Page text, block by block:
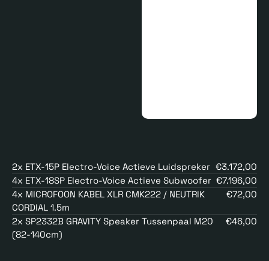
2x ETX-15P Electro-Voice Actieve Luidspreker €3.172,00
4x ETX-18SP Electro-Voice Actieve Subwoofer €7.196,00
4x MICROFOON KABEL XLR CMK222 / NEUTRIK
CORDIAL 1.5m
€72,00
2x SP2332B GRAVITY Speaker Tussenpaal M20
(82-140cm)
€46,00